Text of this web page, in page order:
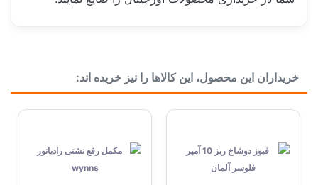
دسته بندی تسمه
خریداران این محصول، این کالاها را نیز خریده اند: